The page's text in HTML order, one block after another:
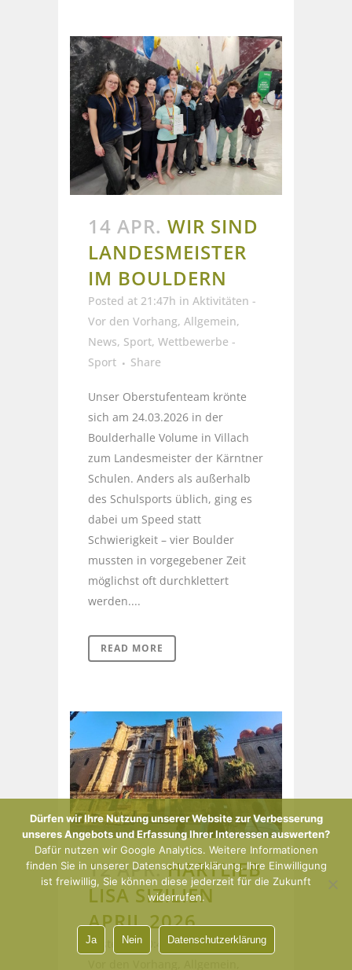
14 APR. WIR SIND
LANDESMEISTER
IM BOULDERN
Posted at 21:47h in Aktivitäten -
Vor den Vorhang, Allgemein,
News, Sport, Wettbewerbe -
Sport
Share
Unser Oberstufenteam krönte
sich am 24.03.2026 in der
Boulderhalle Volume in Villach
zum Landesmeister der Kärntner
Schulen. Anders als außerhalb
des Schulsports üblich, ging es
dabei um Speed statt
Schwierigkeit – vier Boulder
mussten in vorgegebener Zeit
möglichst oft durchklettert
werden....
READ MORE
12 APR. HARTLIEB
LISA SIZILIEN
APRIL 2026
Posted at 20:44hinAktivitäten -
Dürfen wir Ihre Nutzung unserer Website zur Verbesserung
unseres Angebots und Erfassung Ihrer Interessen auswerten?
Dafür nutzen wir Google Analytics. Weitere Informationen
finden Sie in unserer Datenschutzerklärung. Ihre Einwilligung
ist freiwillig, Sie können diese jederzeit für die Zukunft
widerrufen.
Ja Nein Datenschutzerklärung